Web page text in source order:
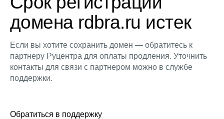
домена rdbra.ru истек
Если вы хотите сохранить домен — обратитесь к
партнеру Руцентра для оплаты продления. Уточнить
контакты для связи с партнером можно в службе
поддержки.
Обратиться в поддержку